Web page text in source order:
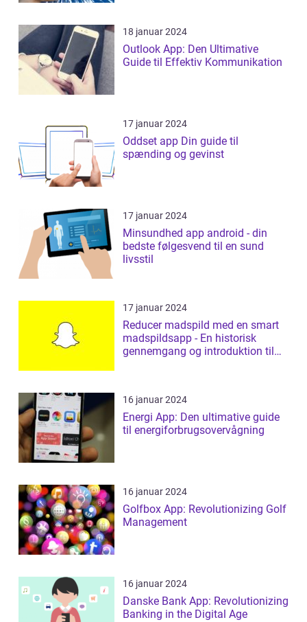
18 januar 2024
Outlook App: Den Ultimative
Guide til Effektiv Kommunikation
17 januar 2024
Oddset app Din guide til
spænding og gevinst
17 januar 2024
Minsundhed app android - din
bedste følgesvend til en sund
livsstil
17 januar 2024
Reducer madspild med en smart
madspildsapp - En historisk
gennemgang og introduktion til
16 januar 2024
Energi App: Den ultimative guide
til energiforbrugsovervågning
16 januar 2024
Golfbox App: Revolutionizing Golf
Management
16 januar 2024
Danske Bank App: Revolutionizing
Banking in the Digital Age